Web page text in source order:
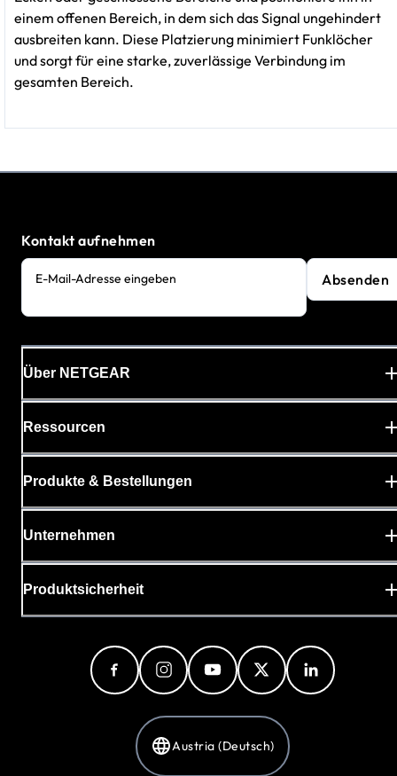
einem offenen Bereich, in dem sich das Signal ungehindert
ausbreiten kann. Diese Platzierung minimiert Funklöcher
und sorgt für eine starke, zuverlässige Verbindung im
gesamten Bereich.
Kontakt aufnehmen
E-Mail-Adresse eingeben Absenden
Über NETGEAR
Ressourcen
Produkte & Bestellungen
Unternehmen
Produktsicherheit
Austria (Deutsch)